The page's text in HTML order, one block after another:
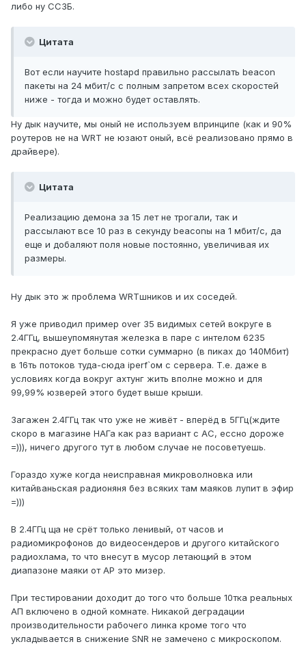
либо ну ССЗБ.
Цитата
Вот если научите hostapd правильно рассылать beacon
пакеты на 24 мбит/с с полным запретом всех скоростей
ниже - тогда и можно будет оставлять.
Ну дык научите, мы оный не используем впринципе (как и 90%
роутеров не на WRT не юзают оный, всё реализовано прямо в
драйвере).
Цитата
Реализацию демона за 15 лет не трогали, так и
рассылают все 10 раз в секунду beaconы на 1 мбит/с, да
еще и добаляют поля новые постоянно, увеличивая их
размеры.
Ну дык это ж проблема WRTшников и их соседей.
Я уже приводил пример over 35 видимых сетей вокруге в
2.4ГГц, вышеупомянутая железка в паре с интелом 6235
прекрасно дует больше сотки суммарно (в пиках до 140Мбит)
в 16ть потоков туда-сюда iperf`ом с сервера. Т.е. даже в
условиях когда вокруг ахтунг жить вполне можно и для
99,99% юзверей этого будет выше крыши.
Загажен 2.4ГГц так что уже не живёт - вперёд в 5ГГц(ждите
скоро в магазине НАГа как раз вариант с AC, ессно дороже
=))), ничего другого тут в любом случае не посоветуешь.
Гораздо хуже когда неисправная микроволновка или
китайваньская радионяня без всяких там маяков лупит в эфир
=)))
В 2.4ГГц ща не срёт только ленивый, от часов и
радиомикрофонов до видеосендеров и другого китайского
радиохлама, то что внесут в мусор летающий в этом
диапазоне маяки от AP это мизер.
При тестировании доходит до того что больше 10тка реальных
АП включено в одной комнате. Никакой деградации
производительности рабочего линка кроме того что
укладывается в снижение SNR не замечено с микроскопом.